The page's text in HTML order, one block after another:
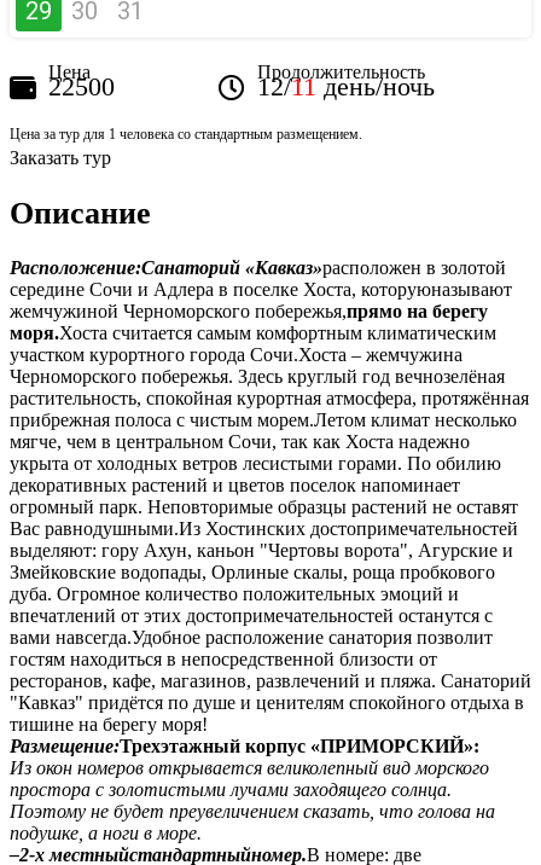
29 30 31
Цена
22500 Продолжительность
12/11день/ночь
Цена за тур для 1 человека со стандартным размещением.
Заказать тур
Описание
Расположение:Санаторий «Кавказ»расположен в золотой
середине Сочи и Адлера в поселке Хоста, которуюназывают
жемчужиной Черноморского побережья,прямо на берегу
моря.Хоста считается самым комфортным климатическим
участком курортного города Сочи.Хоста – жемчужина
Черноморского побережья. Здесь круглый год вечнозелёная
растительность, спокойная курортная атмосфера, протяжённая
прибрежная полоса с чистым морем.Летом климат несколько
мягче, чем в центральном Сочи, так как Хоста надежно
укрыта от холодных ветров лесистыми горами. По обилию
декоративных растений и цветов поселок напоминает
огромный парк. Неповторимые образцы растений не оставят
Вас равнодушными.Из Хостинских достопримечательностей
выделяют: гору Ахун, каньон "Чертовы ворота", Агурские и
Змейковские водопады, Орлиные скалы, роща пробкового
дуба. Огромное количество положительных эмоций и
впечатлений от этих достопримечательностей останутся с
вами навсегда.Удобное расположение санатория позволит
гостям находиться в непосредственной близости от
ресторанов, кафе, магазинов, развлечений и пляжа. Санаторий
"Кавказ" придётся по душе и ценителям спокойного отдыха в
тишине на берегу моря!
Размещение:Трехэтажный корпус «ПРИМОРСКИЙ»:
Из окон номеров открывается великолепный вид морского
простора с золотистыми лучами заходящего солнца.
Поэтому не будет преувеличением сказать, что голова на
подушке, а ноги в море.
–2-х местныйстандартныйномер.В номере: две